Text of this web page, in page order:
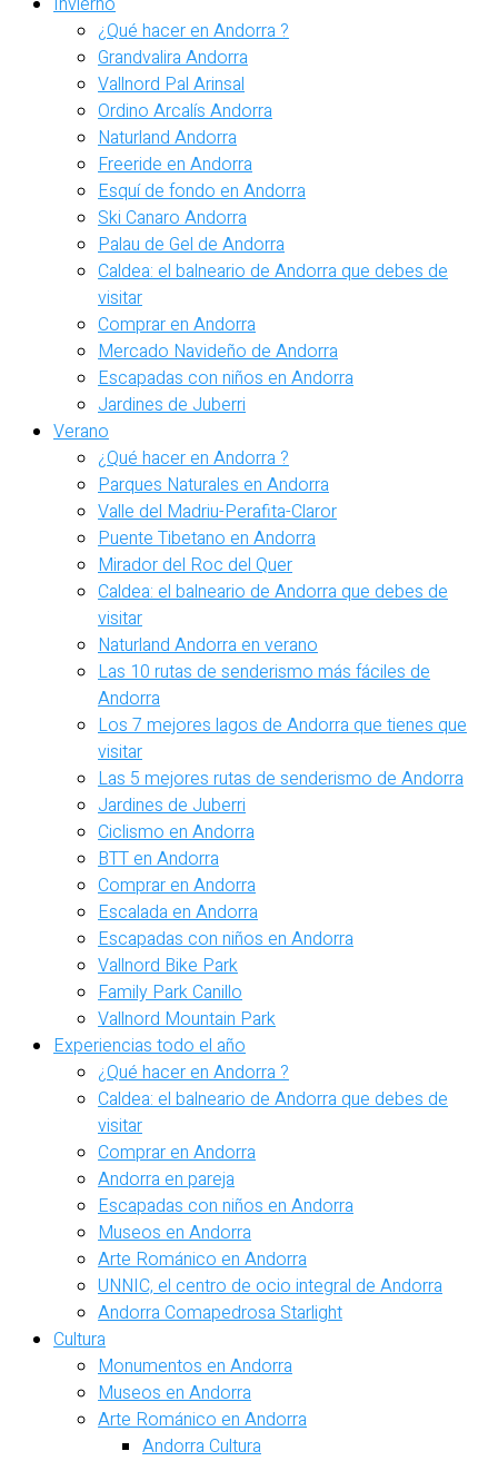
¿Qué hacer en Andorra ?
Grandvalira Andorra
Vallnord Pal Arinsal
Ordino Arcalís Andorra
Naturland Andorra
Freeride en Andorra
Esquí de fondo en Andorra
Ski Canaro Andorra
Palau de Gel de Andorra
Caldea: el balneario de Andorra que debes de
visitar
Comprar en Andorra
Mercado Navideño de Andorra
Escapadas con niños en Andorra
Jardines de Juberri
Verano
¿Qué hacer en Andorra ?
Parques Naturales en Andorra
Valle del Madriu-Perafita-Claror
Puente Tibetano en Andorra
Mirador del Roc del Quer
Caldea: el balneario de Andorra que debes de
visitar
Naturland Andorra en verano
Las 10 rutas de senderismo más fáciles de
Andorra
Los 7 mejores lagos de Andorra que tienes que
visitar
Las 5 mejores rutas de senderismo de Andorra
Jardines de Juberri
Ciclismo en Andorra
BTT en Andorra
Comprar en Andorra
Escalada en Andorra
Escapadas con niños en Andorra
Vallnord Bike Park
Family Park Canillo
Vallnord Mountain Park
Experiencias todo el año
¿Qué hacer en Andorra ?
Caldea: el balneario de Andorra que debes de
visitar
Comprar en Andorra
Andorra en pareja
Escapadas con niños en Andorra
Museos en Andorra
Arte Románico en Andorra
UNNIC, el centro de ocio integral de Andorra
Andorra Comapedrosa Starlight
Cultura
Monumentos en Andorra
Museos en Andorra
Arte Románico en Andorra
Andorra Cultura